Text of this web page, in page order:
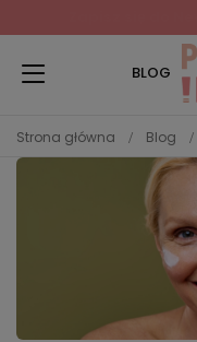
BLOG
Strona główna Blog